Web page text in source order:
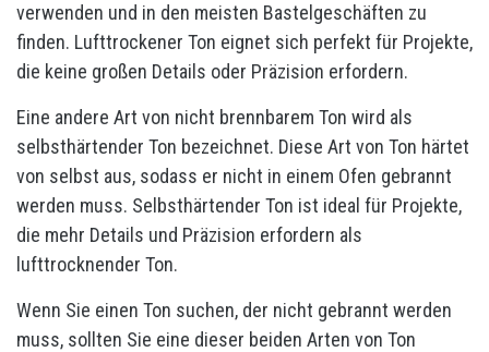
verwenden und in den meisten Bastelgeschäften zu
finden. Lufttrockener Ton eignet sich perfekt für Projekte,
die keine großen Details oder Präzision erfordern.
Eine andere Art von nicht brennbarem Ton wird als
selbsthärtender Ton bezeichnet. Diese Art von Ton härtet
von selbst aus, sodass er nicht in einem Ofen gebrannt
werden muss. Selbsthärtender Ton ist ideal für Projekte,
die mehr Details und Präzision erfordern als
lufttrocknender Ton.
Wenn Sie einen Ton suchen, der nicht gebrannt werden
muss, sollten Sie eine dieser beiden Arten von Ton